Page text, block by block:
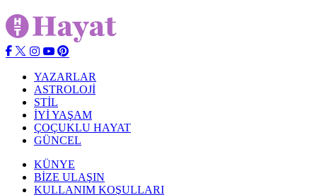
YAZARLAR
ASTROLOJİ
STİL
İYİ YAŞAM
ÇOÇUKLU HAYAT
GÜNCEL
KÜNYE
BİZE ULAŞIN
KULLANIM KOŞULLARI